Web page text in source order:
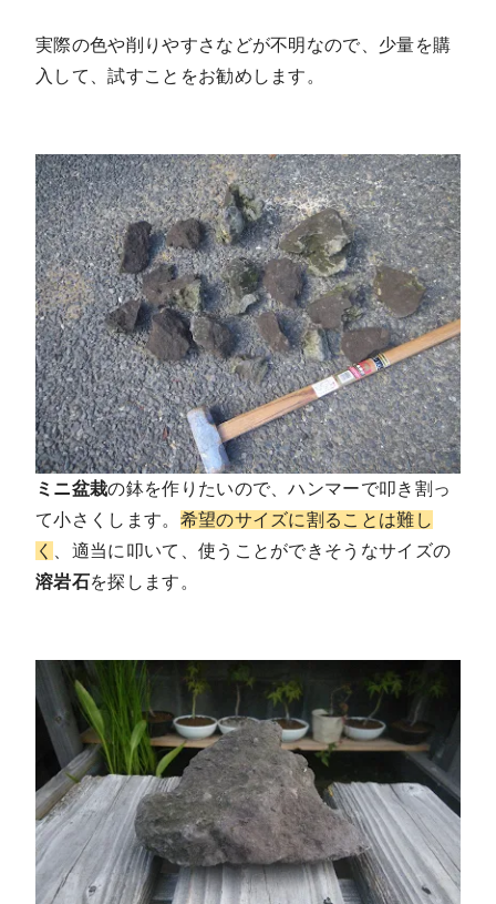
実際の色や削りやすさなどが不明なので、少量を購
入して、試すことをお勧めします。
ミニ盆栽の鉢を作りたいので、ハンマーで叩き割っ
て小さくします。 希望のサイズに割ることは難し
く
、適当に叩いて、使うことができそうなサイズの
溶岩石を探します。